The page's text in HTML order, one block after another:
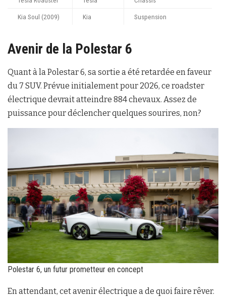
Kia Soul (2009) Kia Suspension
Avenir de la Polestar 6
Quant à la Polestar 6, sa sortie a été retardée en faveur
du 7 SUV. Prévue initialement pour 2026, ce roadster
électrique devrait atteindre 884 chevaux. Assez de
puissance pour déclencher quelques sourires, non?
Polestar 6, un futur prometteur en concept
En attendant, cet avenir électrique a de quoi faire rêver.